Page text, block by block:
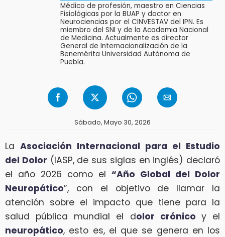
Médico de profesión, maestro en Ciencias
Fisiológicas por la BUAP y doctor en
Neurociencias por el CINVESTAV del IPN. Es
miembro del SNI y de la Academia Nacional
de Medicina. Actualmente es director
General de Internacionalización de la
Benemérita Universidad Autónoma de
Puebla.
Sábado, Mayo 30, 2026
La Asociación Internacional para el Estudio
del Dolor (IASP, de sus siglas en inglés) declaró
el año 2026 como el “Año Global del Dolor
Neuropático”, con el objetivo de llamar la
atención sobre el impacto que tiene para la
salud pública mundial el dolor crónico y el
neuropático, esto es, el que se genera en los